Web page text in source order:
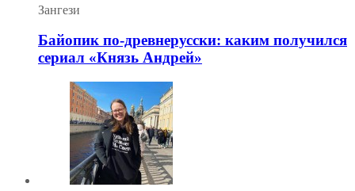
Зангези
Байопик по-древнерусски: каким получился
сериал «Князь Андрей»